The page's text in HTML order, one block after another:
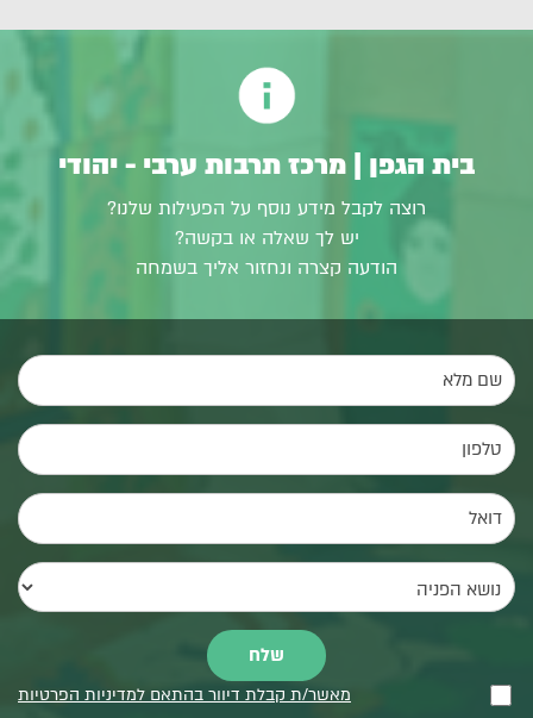
בית הגפן | מרכז תרבות ערבי - יהודי
רוצה לקבל מידע נוסף על הפעילות שלנו?
יש לך שאלה או בקשה?
הודעה קצרה ונחזור אליך בשמחה
מאשר/ת קבלת דיוור בהתאם למדיניות הפרטיות